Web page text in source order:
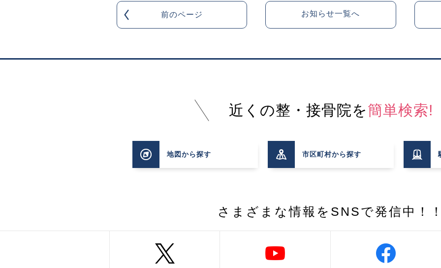
前のページ お知らせ一覧へ
近くの整・接骨院を簡単検索!
地図から探す 市区町村から探す
さまざまな情報を SNSで発信中！